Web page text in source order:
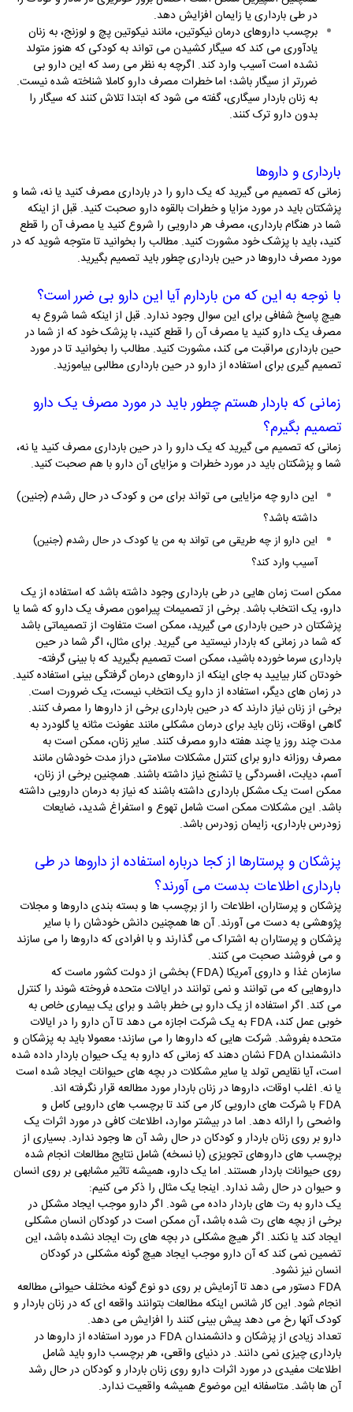
در طی بارداری یا زایمان افزایش دهد.
برچسب داروهای درمان نیکوتین، مانند نیکوتین پچ و لوزنج، به زنان
یادآوری می­ کند که سیگار کشیدن می­ تواند به کودکی که هنوز متولد
نشده است آسیب وارد کند. اگرچه به نظر می­ رسد که این دارو بی
ضررتر از سیگار باشد؛ اما خطرات مصرف دارو کاملا شناخته شده نیست.
به زنان باردار سیگاری، گفته می­ شود که ابتدا تلاش کنند که سیگار را
بدون دارو ترک کنند.
بارداری و داروها
زمانی که تصمیم می­ گیرید که یک دارو را در بارداری مصرف کنید یا نه، شما و
پزشک­تان باید در مورد مزایا و خطرات بالقوه­ دارو صحبت کنید. قبل از اینکه
شما در هنگام بارداری، مصرف هر دارویی را شروع کنید یا مصرف آن را قطع
کنید، باید با پزشک خود مشورت کنید. مطالب را بخوانید تا متوجه شوید که در
مورد مصرف داروها در حین بارداری چطور باید تصمیم بگیرید.
با نوجه به این که من باردارم آیا این دارو بی ضرر است؟
هیچ پاسخ شفافی برای این سوال وجود ندارد. قبل از اینکه شما شروع به
مصرف یک دارو ­کنید یا مصرف آن را قطع کنید، با پزشک خود که از شما در
حین بارداری مراقبت می­ کند، مشورت کنید. مطالب را بخوانید تا در مورد
تصمیم گیری برای استفاده از دارو در حین بارداری مطالبی بیاموزید.
زمانی که باردار هستم چطور باید در مورد مصرف یک دارو
تصمیم بگیرم؟
زمانی که تصمیم می­ گیرید که یک دارو را در حین بارداری مصرف کنید یا نه،
شما و پزشک­تان باید در مورد خطرات و مزایای آن دارو با هم صحبت کنید.
این دارو چه مزایایی می­ تواند برای من و کودک در حال رشدم (جنین)
داشته باشد؟
این دارو از چه طریقی می ­تواند به من یا کودک در حال رشدم (جنین)
آسیب وارد کند؟
ممکن است زمان­ هایی در طی بارداری وجود داشته باشد که استفاده از یک
دارو، یک انتخاب باشد. برخی از تصمیمات پیرامون مصرف یک دارو که شما یا
پزشک­تان در حین بارداری می­ گیرید، ممکن است متفاوت از تصمیماتی باشد
که شما در زمانی که باردار نیستید می­ گیرید. برای مثال، اگر شما در حین
بارداری سرما خورده­ باشید، ممکن است تصمیم بگیرید که با بینی گرفته­
خودتان کنار بیایید به جای اینکه از داروهای درمان گرفتگی بینی استفاده کنید.
در زمان­ های دیگر، استفاده از دارو یک انتخاب نیست، یک ضرورت است.
برخی از زنان نیاز دارند که در حین بارداری برخی از داروها را مصرف کنند.
گاهی اوقات، زنان باید برای درمان مشکلی مانند عفونت مثانه یا گلودرد به
مدت چند روز یا چند هفته دارو مصرف کنند. سایر زنان، ممکن است به
مصرف روزانه­ دارو برای کنترل مشکلات سلامتی دراز مدت خودشان مانند
آسم، دیابت، افسردگی یا تشنج نیاز داشته باشند. همچنین برخی از زنان،
ممکن است یک مشکل بارداری داشته باشند که نیاز به درمان دارویی داشته
باشد. این مشکلات ممکن است شامل تهوع و استفراغ شدید، ضایعات
زودرس بارداری، زایمان زودرس باشد.
پزشکان و پرستارها از کجا درباره استفاده از داروها در طی
بارداری اطلاعات بدست می آورند؟
پزشکان و پرستاران، اطلاعات را از برچسب­ ها و بسته­ بندی­ داروها و مجلات
پژوهشی به دست می­ آورند. آن ­ها همچنین دانش خودشان را با سایر
پزشکان و پرستاران به اشتراک می­ گذارند و با افرادی که داروها را می­ سازند
و می­ فروشند صحبت می­ کنند.
سازمان غذا و داروی آمریکا (FDA) بخشی از دولت کشور ماست که
داروهایی که می­ توانند و نمی­ توانند در ایالات متحده فروخته شوند را کنترل
می­ کند. اگر استفاده از یک دارو بی­ خطر باشد و برای یک بیماری خاص به
خوبی عمل کند،FDA به یک شرکت اجازه می­ دهد تا آن دارو را در ایالات
متحده بفروشد. شرکت­ هایی که داروها را می­ سازند؛ معمولا باید به پزشکان و
دانشمندانFDA نشان دهند که زمانی که دارو به یک حیوان باردار داده شده
است، آیا نقایص تولد یا سایر مشکلات در بچه ­های حیوانات ایجاد شده است
یا نه. اغلب اوقات، داروها در زنان باردار مورد مطالعه قرار نگرفته ­اند.
FDA با شرکت­ های دارویی کار می­ کند تا برچسب­ های دارویی کامل و
واضحی را ارائه دهد. اما در بیشتر موارد، اطلاعات کافی در مورد اثرات یک
دارو بر روی زنان باردار و کودکان در حال رشد آن­ ها وجود ندارد. بسیاری از
برچسب­ های داروهای تجویزی (با نسخه) شامل نتایج مطالعات انجام شده
روی حیوانات باردار هستند. اما یک دارو، همیشه تاثیر مشابهی بر روی انسان
و حیوان در حال رشد ندارد. اینجا یک مثال را ذکر می­ کنیم:
یک دارو به رت­ های باردار داده می­ شود. اگر دارو موجب ایجاد مشکل در
برخی از بچه ­های رت شده باشد، آن ممکن است در کودکان انسان مشکلی
ایجاد کند یا نکند. اگر هیچ مشکلی در بچه ­های رت ایجاد نشده باشد، این
تضمین نمی­ کند که آن دارو موجب ایجاد هیچ گونه مشکلی در کودکان
انسان نیز نشود.
FDA دستور می ­دهد تا آزمایش بر روی دو نوع گونه­ مختلف حیوانی مطالعه
انجام شود. این کار شانس اینکه مطالعات بتوانند واقعه­ ای که در زنان باردار و
کودک آن­ها رخ می­ دهد پیش بینی کنند را افزایش می­ دهد.
تعداد زیادی از پزشکان و دانشمندانFDA در مورد استفاده از داروها در
بارداری چیزی نمی ­دانند. در دنیای واقعی، هر برچسب دارو باید شامل
اطلاعات مفیدی در مورد اثرات دارو روی زنان باردار و کودکان در حال رشد
آن­ ها باشد. متاسفانه این موضوع همیشه واقعیت ندارد.